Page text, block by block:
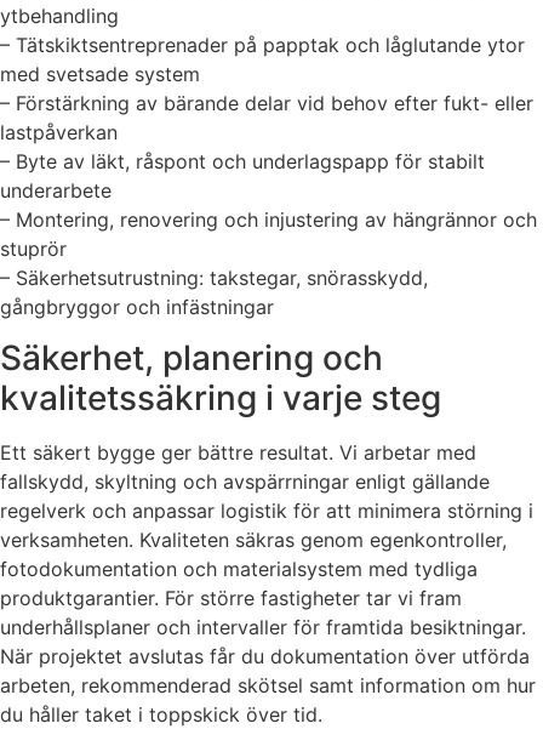
ytbehandling
– Tätskiktsentreprenader på papptak och låglutande ytor
med svetsade system
– Förstärkning av bärande delar vid behov efter fukt- eller
lastpåverkan
– Byte av läkt, råspont och underlagspapp för stabilt
underarbete
– Montering, renovering och injustering av hängrännor och
stuprör
– Säkerhetsutrustning: takstegar, snörasskydd,
gångbryggor och infästningar
Säkerhet, planering och
kvalitetssäkring i varje steg
Ett säkert bygge ger bättre resultat. Vi arbetar med
fallskydd, skyltning och avspärrningar enligt gällande
regelverk och anpassar logistik för att minimera störning i
verksamheten. Kvaliteten säkras genom egenkontroller,
fotodokumentation och materialsystem med tydliga
produktgarantier. För större fastigheter tar vi fram
underhållsplaner och intervaller för framtida besiktningar.
När projektet avslutas får du dokumentation över utförda
arbeten, rekommenderad skötsel samt information om hur
du håller taket i toppskick över tid.